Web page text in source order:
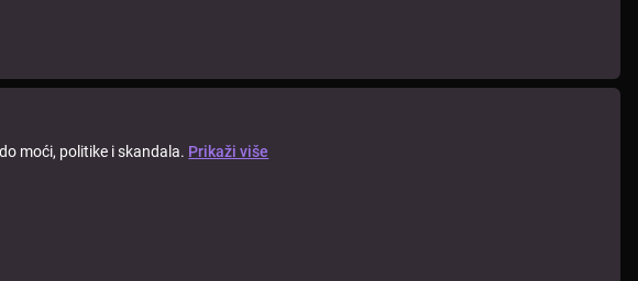
moći, politike i skandala. Prikaži više